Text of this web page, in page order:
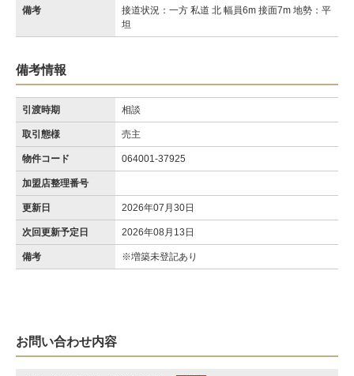
備考
接道状況：一方 私道 北 幅員6m 接面7m 地勢：平
坦
備考情報
引渡時期 相談
取引態様 売主
物件コード 064001-37925
加盟店整理番号
更新日 2026年07月30日
次回更新予定日 2026年08月13日
備考 ※増築未登記あり
お問い合わせ内容